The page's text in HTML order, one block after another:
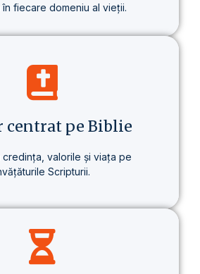
fiecare domeniu al vieții.
doar despre credință, ci
stil de viață care aduce o
– în sănătate, în gândire
centrat pe Biblie
credința, valorile și viața pe
Scripturii.
învățăturilor noastre este
clar, consecvent și pe